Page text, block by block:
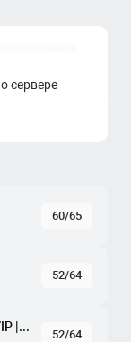
сервере
60/65
52/64
Москва | v93 | КОЛИЗЕЙ | Dust II | Free VIP | tickrate 100
52/64